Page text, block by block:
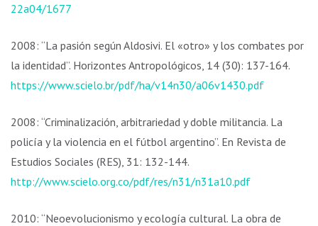
22a04/1677
2008: “La pasión según Aldosivi. El «otro» y los combates por
la identidad”. Horizontes Antropológicos, 14 (30): 137-164.
https://www.scielo.br/pdf/ha/v14n30/a06v1430.pdf
2008: “Criminalización, arbitrariedad y doble militancia. La
policía y la violencia en el fútbol argentino”. En Revista de
Estudios Sociales (RES), 31: 132-144.
http://www.scielo.org.co/pdf/res/n31/n31a10.pdf
2010: “Neoevolucionismo y ecología cultural. La obra de